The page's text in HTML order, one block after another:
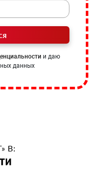
и даю
данных
В: